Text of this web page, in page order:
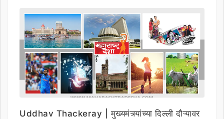
Uddhav Thackeray | मुख्यमंत्र्यांच्या दिल्ली दौऱ्यावर